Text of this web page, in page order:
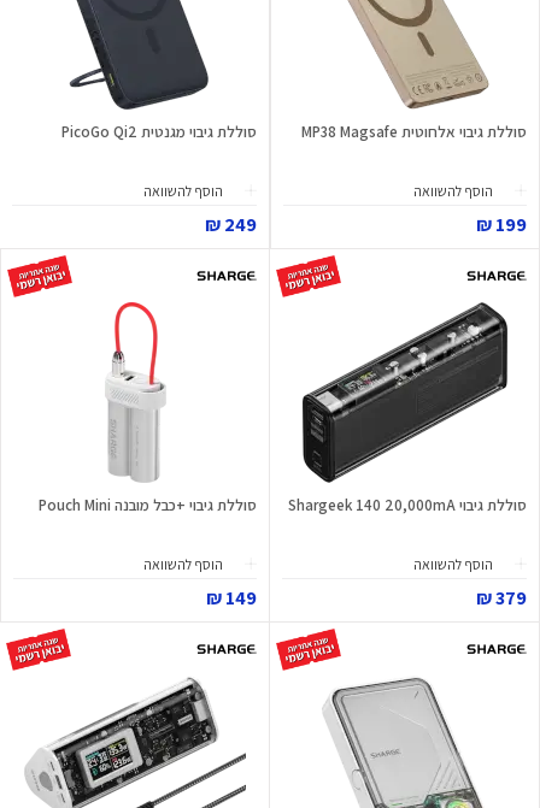
סוללת גיבוי אלחוטית MP38 Magsafe
הוסף להשוואה
199 ₪
סוללת גיבוי מגנטית PicoGo Qi2
הוסף להשוואה
249 ₪
סוללת גיבוי Shargeek 140 20,000mA
הוסף להשוואה
379 ₪
סוללת גיבוי +כבל מובנה Pouch Mini
הוסף להשוואה
149 ₪